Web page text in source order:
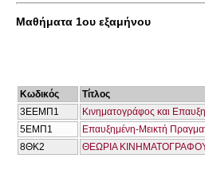
Μαθήματα 1ου εξαμήνου
Κωδικός
Τίτλος
3ΕΕΜΠ1
Κινηματογράφος και
5ΕΜΠ1
Επαυξημένη-Mεικτή
8ΘΚ2
ΘΕΩΡΙΑ